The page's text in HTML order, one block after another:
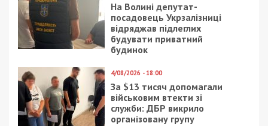
На Волині депутат-
посадовець Укрзалізниці
відряджав підлеглих
будувати приватний
будинок
4/08/2026 - 18:00
За $13 тисяч допомагали
військовим втекти зі
служби: ДБР викрило
організовану групу